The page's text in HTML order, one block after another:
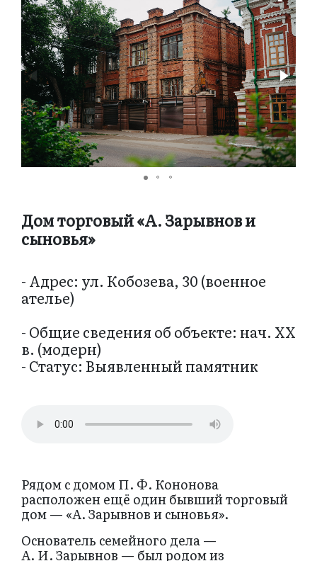
Дом торговый «А. Зарывнов и
сыновья»
- Адрес: ул. Кобозева, 30 (военное
ателье)
- Общие сведения об объекте: нач. ХХ
в. (модерн)
- Статус: Выявленный памятник
Рядом с домом П. Ф. Кононова
расположен ещё один бывший торговый
дом — «А. Зарывнов и сыновья».
Основатель семейного дела —
А. И. Зарывнов — был родом из